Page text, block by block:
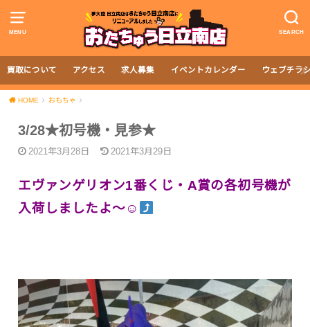
MENU SEARCH
買取について アクセス 求人募集 イベントカレンダー ウェブチラ
HOME おもちゃ
3/28★初号機・見参★
2021年3月28日 2021年3月29日
エヴァンゲリオン1番くじ・A賞の各初号機が
入荷しましたよ〜☺